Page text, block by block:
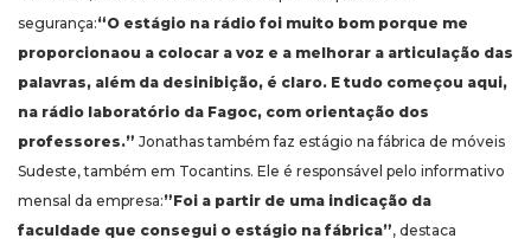
segurança:“O estágio na rádio foi muito bom porque me
proporcionaou a colocar a voz e a melhorar a articulação das
palavras, além da desinibição, é claro. E tudo começou aqui,
na rádio laboratório da Fagoc, com orientação dos
professores.” Jonathas também faz estágio na fábrica de móveis
Sudeste, também em Tocantins. Ele é responsável pelo informativo
mensal da empresa:”Foi a partir de uma indicação da
faculdade que consegui o estágio na fábrica”, destaca